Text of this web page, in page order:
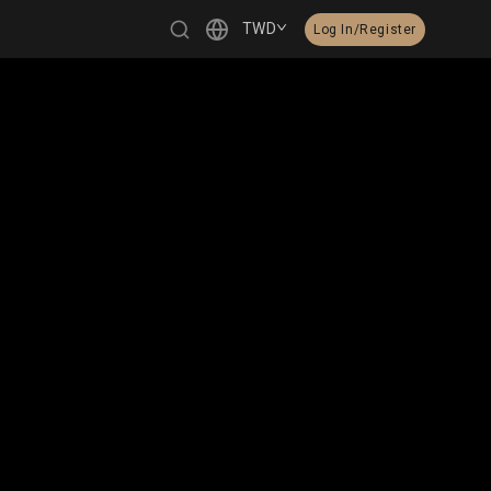
TWD Log In/Register